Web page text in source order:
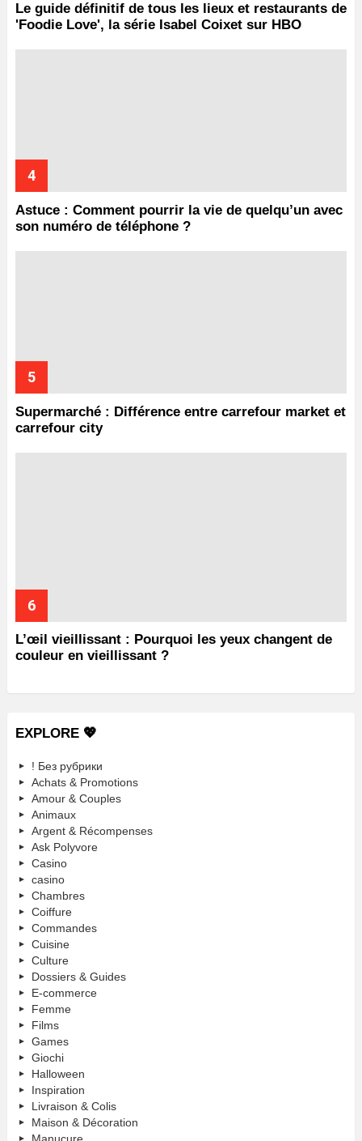
Le guide définitif de tous les lieux et restaurants de
'Foodie Love', la série Isabel Coixet sur HBO
Astuce : Comment pourrir la vie de quelqu’un avec
son numéro de téléphone ?
Supermarché : Différence entre carrefour market et
carrefour city
L’œil vieillissant : Pourquoi les yeux changent de
couleur en vieillissant ?
EXPLORE 💖
! Без рубрики
Achats & Promotions
Amour & Couples
Animaux
Argent & Récompenses
Ask Polyvore
Casino
casino
Chambres
Coiffure
Commandes
Cuisine
Culture
Dossiers & Guides
E-commerce
Femme
Films
Games
Giochi
Halloween
Inspiration
Livraison & Colis
Maison & Décoration